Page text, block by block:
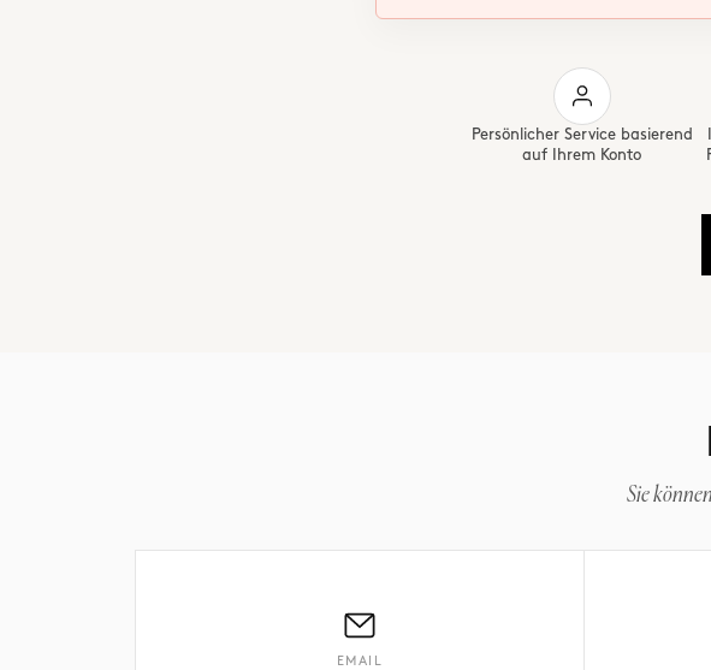
Persönlicher Service basierend
auf Ihrem Konto
Sie
EMAIL